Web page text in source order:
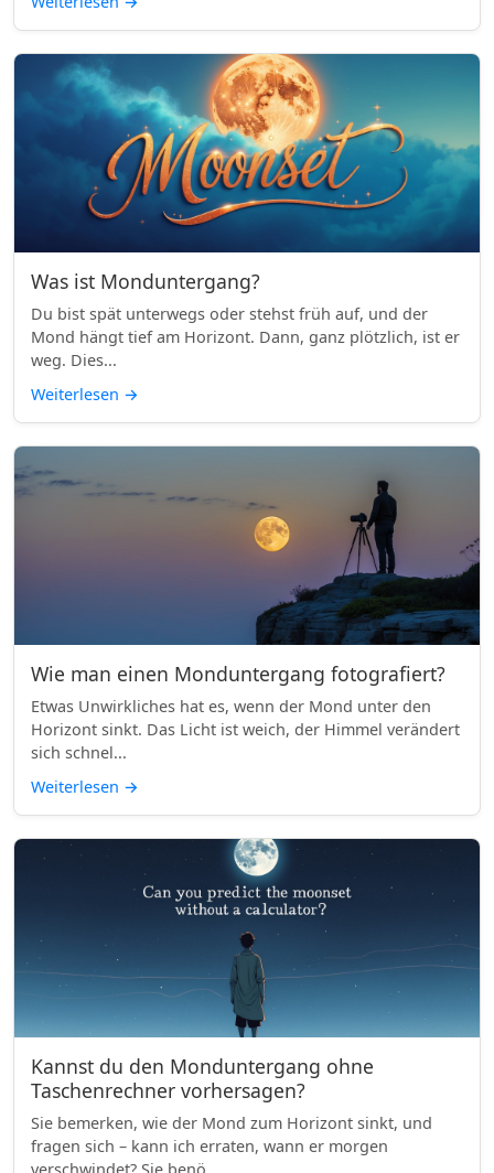
Was ist Monduntergang?
Du bist spät unterwegs oder stehst früh auf, und der
Mond hängt tief am Horizont. Dann, ganz plötzlich, ist er
weg. Dies...
Weiterlesen →
Wie man einen Monduntergang fotografiert?
Etwas Unwirkliches hat es, wenn der Mond unter den
Horizont sinkt. Das Licht ist weich, der Himmel verändert
sich schnel...
Weiterlesen →
Kannst du den Monduntergang ohne
Taschenrechner vorhersagen?
Sie bemerken, wie der Mond zum Horizont sinkt, und
fragen sich – kann ich erraten, wann er morgen